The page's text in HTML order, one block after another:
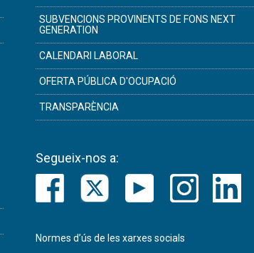
SUBVENCIONS PROVINENTS DE FONS NEXT
GENERATION
CALENDARI LABORAL
OFERTA PÚBLICA D'OCUPACIÓ
TRANSPARÈNCIA
Segueix-nos a:
Normes d’ús de les xarxes socials